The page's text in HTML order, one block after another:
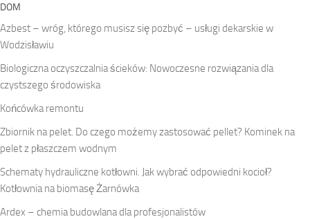
DOM
Azbest – wróg, którego musisz się pozbyć – usługi dekarskie w
Wodzisławiu
Biologiczna oczyszczalnia ścieków: Nowoczesne rozwiązania dla
czystszego środowiska
Końcówka remontu
Zbiornik na pelet. Do czego możemy zastosować pellet? Kominek na
pelet z płaszczem wodnym
Schematy hydrauliczne kotłowni. Jak wybrać odpowiedni kocioł?
Kotłownia na biomasę Żarnówka
Ardex – chemia budowlana dla profesjonalistów